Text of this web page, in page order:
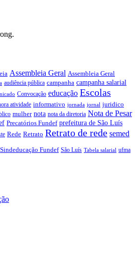
Assembleia Geral Assembleia Geral
audiência pública campanha campanha salarial
Convocação educação Escolas
atividade informativo jornada jornal juridico
mulher nota nota da diretoria Nota de Pesar
Precatórios Fundef prefeitura de São Luís
Rede Retrato Retrato de rede semed
Sindeducação Fundef São Luís Tabela salarial ufma